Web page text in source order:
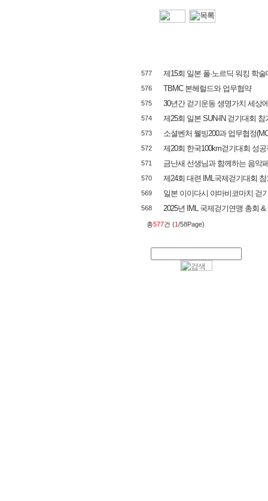
577 제15회 일본 폴·노르딕 워킹 학술
576 TBMC 본헤럴드와 업무협약
575 30년간 걷기운동 생명가치 세상
574 제25회 일본 SUN-IN 걷기대회 참
573 소셜벤처 웰빙200과 업무협정
572 제20회 한국100km걷기대회 성
571 금난새 선생님과 함께하는 음악
570 제24회 대련 IML국제걷기대회 참
569 일본 이이다시 야마비코마치 걷
568 2025년 IML 국제걷기연맹 총회
총577건 (1/58Page)